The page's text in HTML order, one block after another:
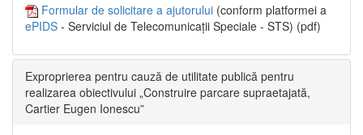
Formular de solicitare a ajutorului (conform platformei a
ePIDS - Serviciul de Telecomunicații Speciale - STS) (pdf)
Exproprierea pentru cauză de utilitate publică pentru
realizarea obiectivului „Construire parcare supraetajată,
Cartier Eugen Ionescu”